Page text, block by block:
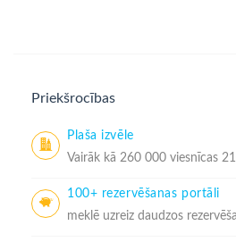
Priekšrocības
Plaša izvēle
Vairāk kā 260 000 viesnīcas
100+ rezervēšanas portāli
meklē uzreiz daudzos